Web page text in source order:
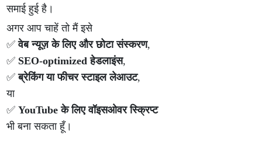
समाई हुई है।
अगर आप चाहें तो मैं इसे
✅वेब न्यूज़ के लिए और छोटा संस्करण,
✅ SEO-optimized हेडलाइंस,
✅ब्रेकिंग या फीचर स्टाइल लेआउट,
या
✅YouTube के लिए वॉइसओवर स्क्रिप्ट
भी बना सकता हूँ।